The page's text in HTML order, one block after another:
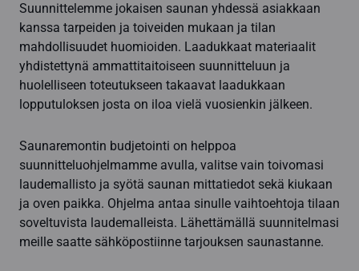
Suunnittelemme jokaisen saunan yhdessä asiakkaan
kanssa tarpeiden ja toiveiden mukaan ja tilan
mahdollisuudet huomioiden. Laadukkaat materiaalit
yhdistettynä ammattitaitoiseen suunnitteluun ja
huolelliseen toteutukseen takaavat laadukkaan
lopputuloksen josta on iloa vielä vuosienkin jälkeen.
Saunaremontin budjetointi on helppoa
suunnitteluohjelmamme avulla, valitse vain toivomasi
laudemallisto ja syötä saunan mittatiedot sekä kiukaan
ja oven paikka. Ohjelma antaa sinulle vaihtoehtoja tilaan
soveltuvista laudemalleista. Lähettämällä suunnitelmasi
meille saatte sähköpostiinne tarjouksen saunastanne.